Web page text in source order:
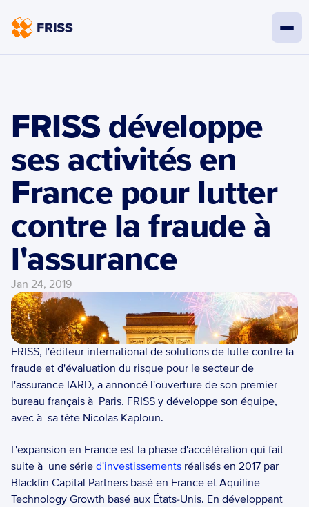
FRISS développe
ses activités en
France pour lutter
contre la fraude à
l'assurance
Jan 24, 2019
FRISS, l'éditeur international de solutions de lutte contre la
fraude et d'évaluation du risque pour le secteur de
l'assurance IARD, a annoncé l'ouverture de son premier
bureau français à  Paris. FRISS y développe son équipe,
avec à  sa tête Nicolas Kaploun.
L'expansion en France est la phase d'accélération qui fait
suite à  une série d'investissements réalisés en 2017 par
Blackfin Capital Partners basé en France et Aquiline
Technology Growth basé aux États-Unis. En développant